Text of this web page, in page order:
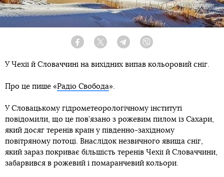
Facebook Twitter Telegram
У Чехії й Словаччині на вихідних випав кольоровий сніг.
Про це пише «Радіо Свобода».
У Словацькому гідрометеорологічному інституті
повідомили, що це пов’язано з рожевим пилом із Сахари,
який досяг теренів країн у південно-західному
повітряному потоці. Внаслідок незвичного явища сніг,
який зараз покриває більшість теренів Чехії й Словаччини,
забарвився в рожевий і помаранчевий кольори.